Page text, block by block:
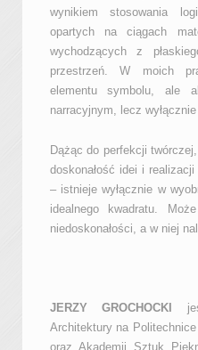
wynikiem stosowania
opartych na ciągach
wychodzących z
przestrzeń. W moich
elementu symbolu, ale
narracyjnym, lecz wyłącznie
Dążąc do perfekcji
doskonałość idei i
– istnieje wyłącznie w
idealnego kwadratu.
niedoskonałości, a w niej
JERZY GROCHOCKI
Architektury na
oraz Akademii Sztuk